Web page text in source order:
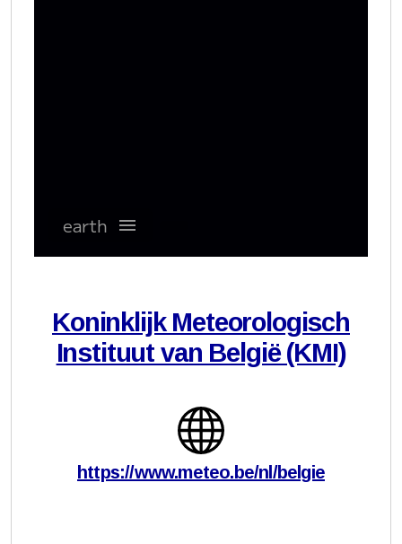
Koninklijk Meteorologisch
Instituut van België (KMI)
https://www.meteo.be/nl/belgie